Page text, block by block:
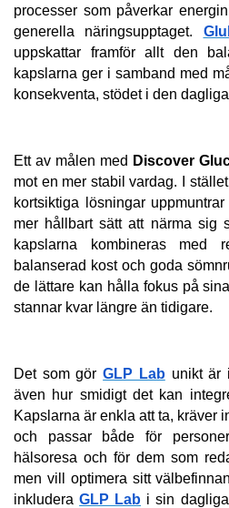
processer som påverkar
generella näringsupptaget.
uppskattar framför allt den
kapslarna ger i samband med
konsekventa, stödet i den
Ett av målen med Discover
mot en mer stabil vardag. I
kortsiktiga lösningar uppmuntrar
mer hållbart sätt att närma sig
kapslarna kombineras med
balanserad kost och goda
de lättare kan hålla fokus på
stannar kvar längre än tidigare.
Det som gör GLP Lab unikt är
även hur smidigt det kan
Kapslarna är enkla att ta, kräver
och passar både för
hälsoresa och för dem som
men vill optimera sitt
inkludera GLP Lab i sin